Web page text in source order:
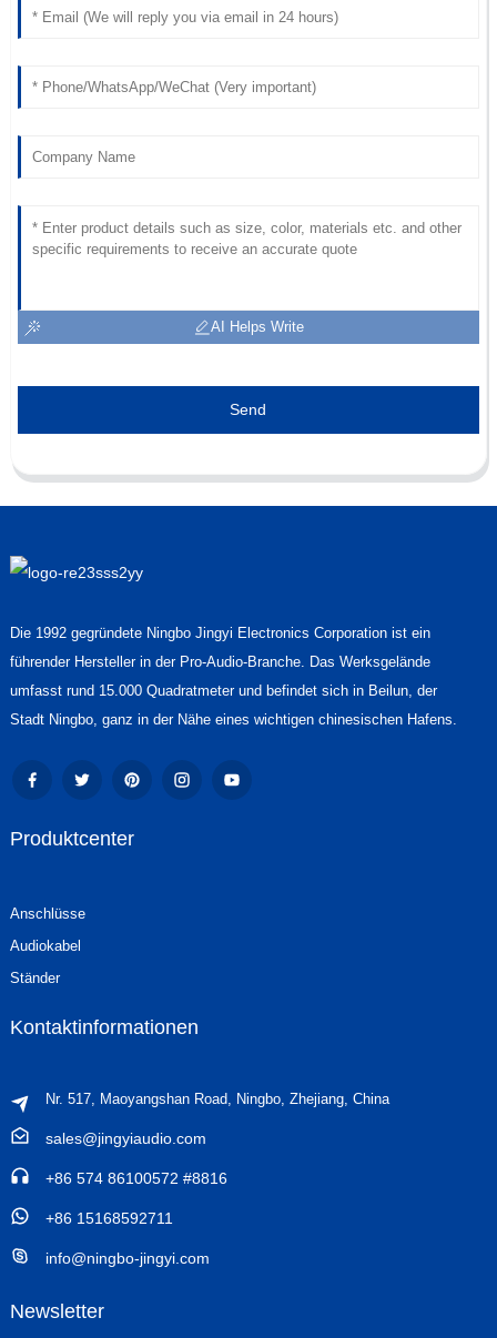
AI Helps Write
Send
Die 1992 gegründete Ningbo Jingyi Electronics Corporation ist ein
führender Hersteller in der Pro-Audio-Branche. Das Werksgelände
umfasst rund 15.000 Quadratmeter und befindet sich in Beilun, der
Stadt Ningbo, ganz in der Nähe eines wichtigen chinesischen Hafens.
Produktcenter
Anschlüsse
Audiokabel
Ständer
Kontaktinformationen
Nr. 517, Maoyangshan Road, Ningbo, Zhejiang, China
sales@jingyiaudio.com
+86 574 86100572 #8816
+86 15168592711
info@ningbo-jingyi.com
Newsletter